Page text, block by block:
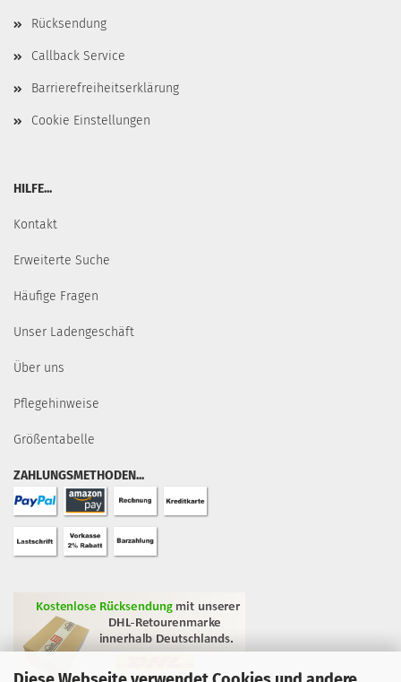
Rücksendung
Callback Service
Barrierefreiheitserklärung
Cookie Einstellungen
HILFE...
Kontakt
Erweiterte Suche
Häufige Fragen
Unser Ladengeschäft
Über uns
Pflegehinweise
Größentabelle
ZAHLUNGSMETHODEN...